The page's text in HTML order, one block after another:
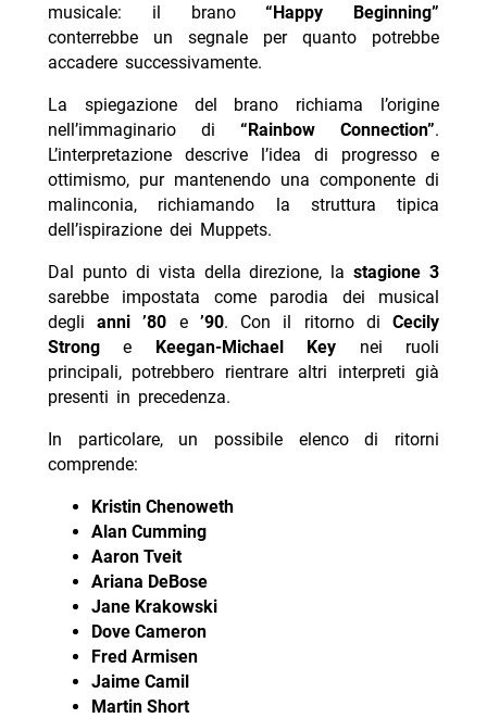
musicale: il brano“Happy Beginning”
conterrebbe un segnale per quanto potrebbe
accadere successivamente.
La spiegazione del brano richiama l’origine
nell’immaginario di“Rainbow Connection”.
L’interpretazione descrive l’idea di progresso e
ottimismo, pur mantenendo una componente di
malinconia, richiamando la struttura tipica
dell’ispirazione dei Muppets.
Dal punto di vista della direzione, lastagione 3
sarebbe impostata come parodia dei musical
deglianni ’80 e ’90. Con il ritorno diCecily
Stronge Keegan-Michael Key nei ruoli
principali, potrebbero rientrare altri interpreti già
presenti in precedenza.
In particolare, un possibile elenco di ritorni
comprende:
Kristin Chenoweth
Alan Cumming
Aaron Tveit
Ariana DeBose
Jane Krakowski
Dove Cameron
Fred Armisen
Jaime Camil
Martin Short